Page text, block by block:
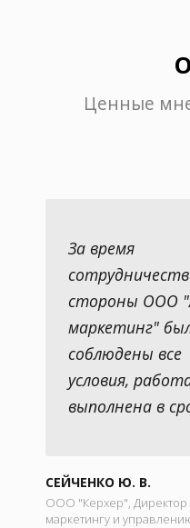
Ценные
За время
стороны ООО
маркетинг"
соблюдены все
условия,
выполнена в
СЕЙЧЕНКО Ю. В.
ООО "Керхер", Директор
маркетингу и